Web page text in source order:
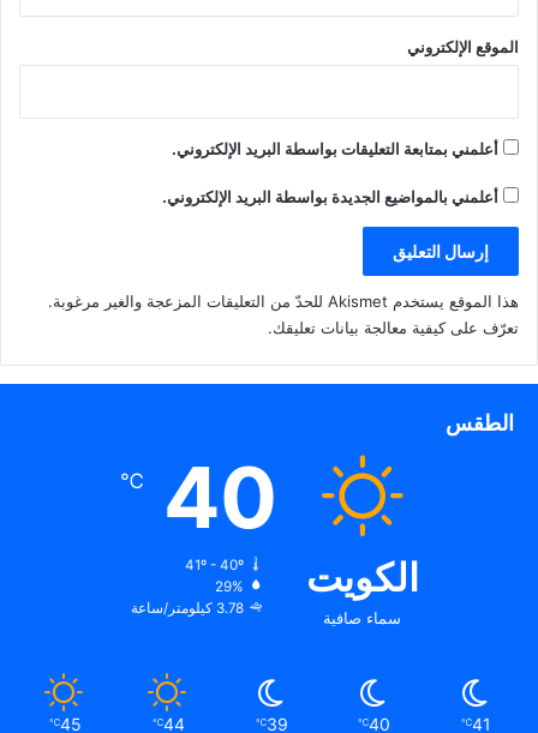
الموقع الإلكتروني
أعلمني بمتابعة التعليقات بواسطة البريد الإلكتروني.
أعلمني بالمواضيع الجديدة بواسطة البريد الإلكتروني.
هذا الموقع يستخدم Akismet للحدّ من التعليقات المزعجة والغير مرغوبة.
تعرّف على كيفية معالجة بيانات تعليقك.
الطقس
الكويت
سماء صافية
40
℃
41º - 40º
29%
3.78 كيلومتر/ساعة
41
℃
40
℃
39
℃
44
℃
45
℃